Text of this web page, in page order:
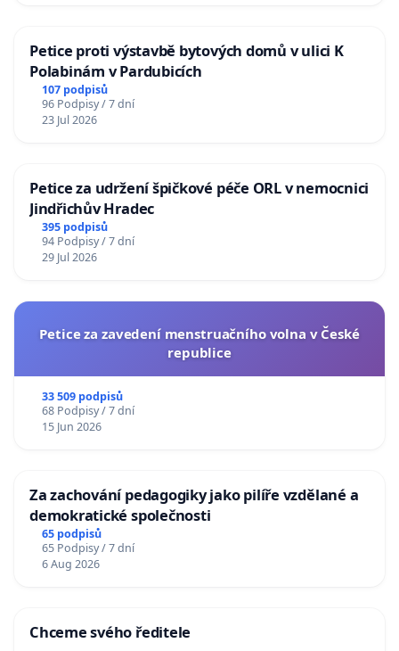
Petice proti výstavbě bytových domů v ulici K
Polabinám v Pardubicích
107 podpisů
96 Podpisy / 7 dní
23 Jul 2026
Petice za udržení špičkové péče ORL v nemocnici
Jindřichův Hradec
395 podpisů
94 Podpisy / 7 dní
29 Jul 2026
Petice za zavedení menstruačního volna v České
republice
33 509 podpisů
68 Podpisy / 7 dní
15 Jun 2026
Za zachování pedagogiky jako pilíře vzdělané a
demokratické společnosti
65 podpisů
65 Podpisy / 7 dní
6 Aug 2026
Chceme svého ředitele